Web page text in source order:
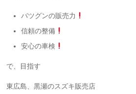
バツグンの販売力
信頼の整備
安心の車検
で、目指す
東広島、黒瀬のスズキ販売店